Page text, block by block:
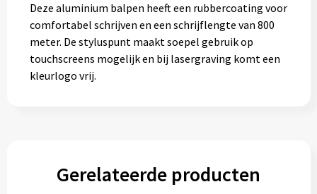
Deze aluminium balpen heeft een rubbercoating voor
comfortabel schrijven en een schrijflengte van 800
meter. De styluspunt maakt soepel gebruik op
touchscreens mogelijk en bij lasergraving komt een
kleurlogo vrij.
Gerelateerde producten